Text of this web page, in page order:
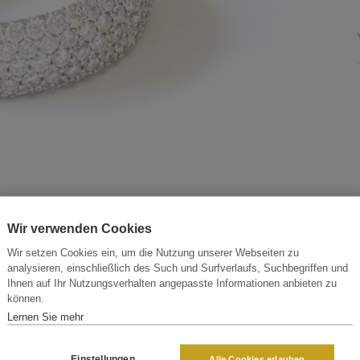
Wir verwenden Cookies
Wir setzen Cookies ein, um die Nutzung unserer Webseiten zu
analysieren, einschließlich des Such und Surfverlaufs, Suchbegriffen und
Ihnen auf Ihr Nutzungsverhalten angepasste Informationen anbieten zu
können.
Lernen Sie mehr